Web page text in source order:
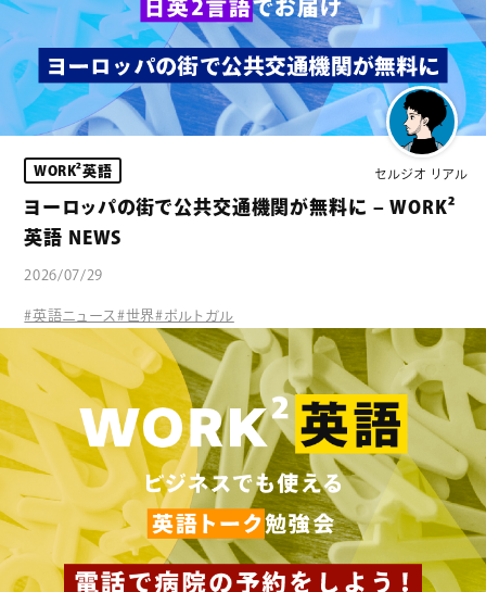
セルジオ リアル
WORK²英語
ヨーロッパの街で公共交通機関が無料に – WORK²
英語 NEWS
2026/07/29
#英語ニュース #世界#ポルトガル